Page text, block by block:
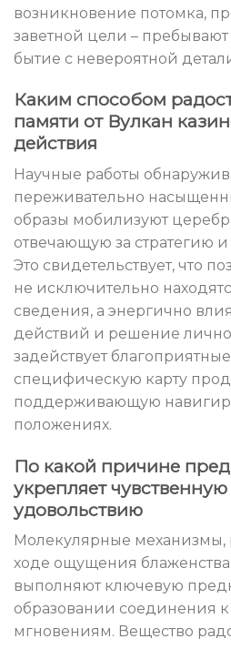
возникновение потомка,
заветной цели –
бытие с невероятной
Каким способом
памяти от Вулкан
действия
Научные работы
переживательно
образы мобилизуют
отвечающую за стратегию
Это свидетельствует, что
не исключительно
сведения, а энергично
действий и решение
задействует
специфическую карту
поддерживающую
положениях.
По какой причине
укрепляет чувственную
удовольствию
Молекулярные
ходе ощущения блаженства
выполняют ключевую
образовании соединения
мгновениям. Вещество